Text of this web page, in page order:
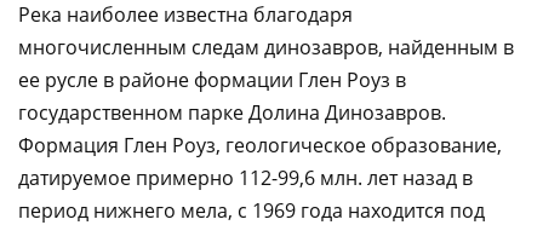
Река наиболее известна благодаря
многочисленным следам динозавров, найденным в
ее русле в районе формации Глен Роуз в
государственном парке Долина Динозавров.
Формация Глен Роуз, геологическое образование,
датируемое примерно 112-99,6 млн. лет назад в
период нижнего мела, с 1969 года находится под